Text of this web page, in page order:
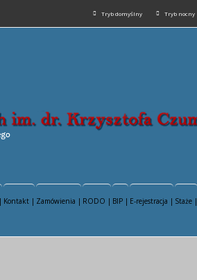
Tryb domyślny Tryb nocny
Kontakt | Zamówienia | RODO | BIP | E-rejestracja | Staże |